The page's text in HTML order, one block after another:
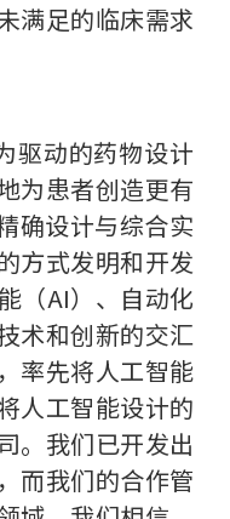
满足的临床需求
驱动的药物设计
为患者创造更有
确设计与综合实
方式发明和开发
（AI）、自动化
术和创新的交汇
率先将人工智能
人工智能设计的
。我们已开发出
而我们的合作管